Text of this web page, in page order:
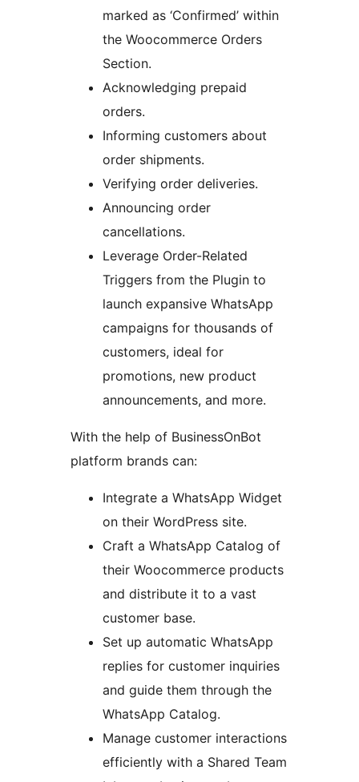
marked as ‘Confirmed’ within
the Woocommerce Orders
Section.
Acknowledging prepaid
orders.
Informing customers about
order shipments.
Verifying order deliveries.
Announcing order
cancellations.
Leverage Order-Related
Triggers from the Plugin to
launch expansive WhatsApp
campaigns for thousands of
customers, ideal for
promotions, new product
announcements, and more.
With the help of BusinessOnBot
platform brands can:
Integrate a WhatsApp Widget
on their WordPress site.
Craft a WhatsApp Catalog of
their Woocommerce products
and distribute it to a vast
customer base.
Set up automatic WhatsApp
replies for customer inquiries
and guide them through the
WhatsApp Catalog.
Manage customer interactions
efficiently with a Shared Team